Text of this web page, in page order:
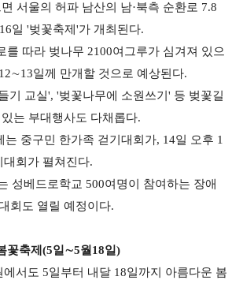
서울의 허파 남산의 남·북측 순환로 7.8
일 '벚꽃축제'가 개최된다.
를 따라 벚나무 2100여그루가 심겨져 있으
일께 만개할 것으로 예상된다.
기 교실', '벚꽃나무에 소원쓰기' 등 벚꽃길
는 부대행사도 다채롭다.
는 중구민 한가족 걷기대회가, 14일 오후 1
회가 펼쳐진다.
성베드로학교 500여명이 참여하는 장애
회도 열릴 예정이다.
꽃축제(5일∼5월18일)
서도 5일부터 내달 18일까지 아름다운 봄